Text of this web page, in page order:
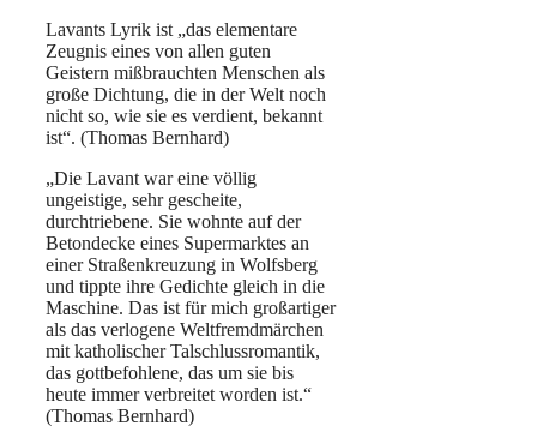
Lavants Lyrik ist „das elementare
Zeugnis eines von allen guten
Geistern mißbrauchten Menschen als
große Dichtung, die in der Welt noch
nicht so, wie sie es verdient, bekannt
ist“. (Thomas Bernhard)
„Die Lavant war eine völlig
ungeistige, sehr gescheite,
durchtriebene. Sie wohnte auf der
Betondecke eines Supermarktes an
einer Straßenkreuzung in Wolfsberg
und tippte ihre Gedichte gleich in die
Maschine. Das ist für mich großartiger
als das verlogene Weltfremdmärchen
mit katholischer Talschlussromantik,
das gottbefohlene, das um sie bis
heute immer verbreitet worden ist.“
(Thomas Bernhard)